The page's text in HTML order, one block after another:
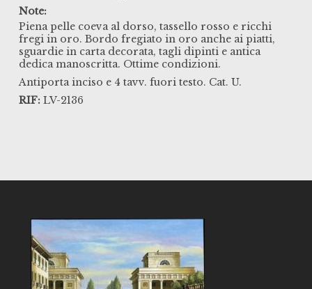
Note:
Piena pelle coeva al dorso, tassello rosso e ricchi
fregi in oro. Bordo fregiato in oro anche ai piatti,
sguardie in carta decorata, tagli dipinti e antica
dedica manoscritta. Ottime condizioni.
Antiporta inciso e 4 tavv. fuori testo. Cat. U.
RIF: LV-2136